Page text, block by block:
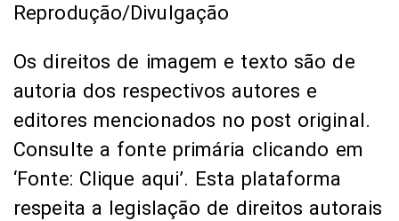
Reprodução/Divulgação
Os direitos de imagem e texto são de
autoria dos respectivos autores e
editores mencionados no post original.
Consulte a fonte primária clicando em
‘Fonte: Clique aqui’. Esta plataforma
respeita a legislação de direitos autorais